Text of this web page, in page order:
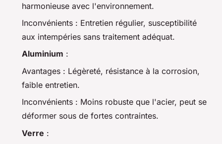
harmonieuse avec l'environnement.
Inconvénients : Entretien régulier, susceptibilité
aux intempéries sans traitement adéquat.
Aluminium :
Avantages : Légèreté, résistance à la corrosion,
faible entretien.
Inconvénients : Moins robuste que l'acier, peut se
déformer sous de fortes contraintes.
Verre :